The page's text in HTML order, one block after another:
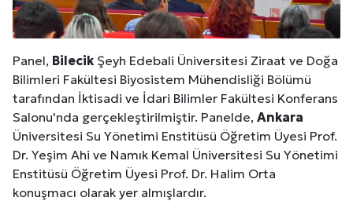
Panel, Bilecik Şeyh Edebali Üniversitesi Ziraat ve Doğa
Bilimleri Fakültesi Biyosistem Mühendisliği Bölümü
tarafından İktisadi ve İdari Bilimler Fakültesi Konferans
Salonu'nda gerçekleştirilmiştir. Panelde, Ankara
Üniversitesi Su Yönetimi Enstitüsü Öğretim Üyesi Prof.
Dr. Yeşim Ahi ve Namık Kemal Üniversitesi Su Yönetimi
Enstitüsü Öğretim Üyesi Prof. Dr. Halim Orta
konuşmacı olarak yer almışlardır.